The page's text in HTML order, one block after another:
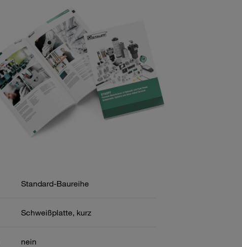
Standard-Baureihe
Schweißplatte, kurz
nein